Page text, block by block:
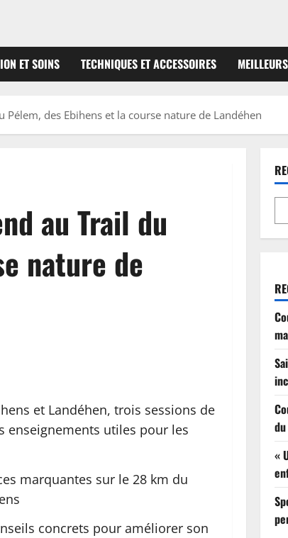
ET SOINS TECHNIQUES ET ACCESSOIRES
des Ebihens et la course nature de Landéhen
au Trail du
nature de
et Landéhen, trois sessions de
enseignements utiles pour les
marquantes sur le 28 km du
concrets pour améliorer son
«